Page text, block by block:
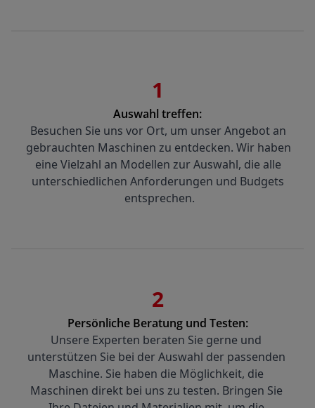
1
Auswahl treffen:
Besuchen Sie uns vor Ort, um unser Angebot an
gebrauchten Maschinen zu entdecken. Wir haben
eine Vielzahl an Modellen zur Auswahl, die alle
unterschiedlichen Anforderungen und Budgets
entsprechen.
2
Persönliche Beratung und Testen:
Unsere Experten beraten Sie gerne und
unterstützen Sie bei der Auswahl der passenden
Maschine. Sie haben die Möglichkeit, die
Maschinen direkt bei uns zu testen. Bringen Sie